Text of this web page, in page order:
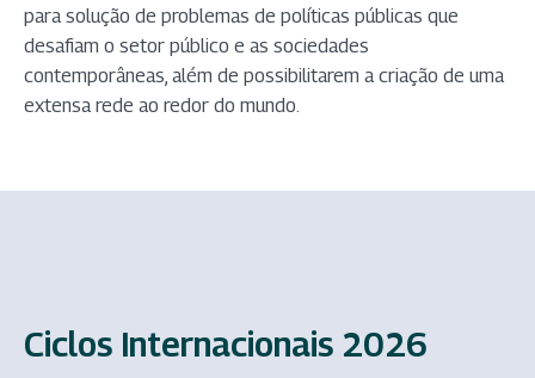
para solução de problemas de políticas públicas que
desafiam o setor público e as sociedades
contemporâneas, além de possibilitarem a criação de uma
extensa rede ao redor do mundo.
Ciclos Internacionais 2026